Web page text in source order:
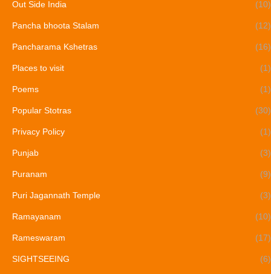
Out Side India (10)
Pancha bhoota Stalam (12)
Pancharama Kshetras (16)
Places to visit (1)
Poems (1)
Popular Stotras (30)
Privacy Policy (1)
Punjab (3)
Puranam (9)
Puri Jagannath Temple (3)
Ramayanam (10)
Rameswaram (17)
SIGHTSEEING (6)